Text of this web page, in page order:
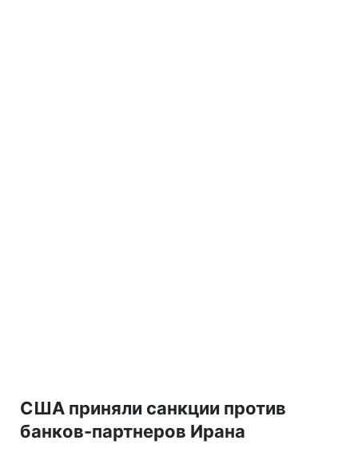
США приняли санкции против
банков-партнеров Ирана